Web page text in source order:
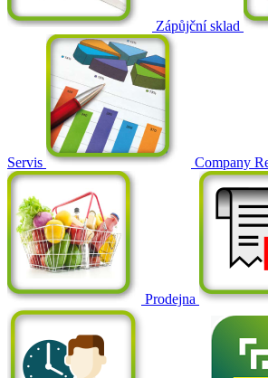
Zápůjční sklad
Servis Company
Prodejna